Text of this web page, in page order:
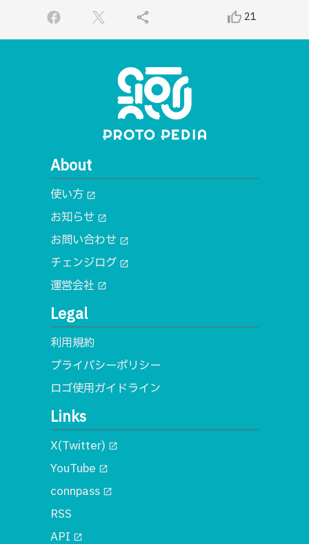
share thumb_up_alt 21
About
使い方 open_in_new
お知らせ open_in_new
お問い合わせ open_in_new
チェンジログ open_in_new
運営会社 open_in_new
Legal
利用規約
プライバシーポリシー
ロゴ使用ガイドライン
Links
X(Twitter) open_in_new
YouTube open_in_new
connpass open_in_new
RSS
API open_in_new